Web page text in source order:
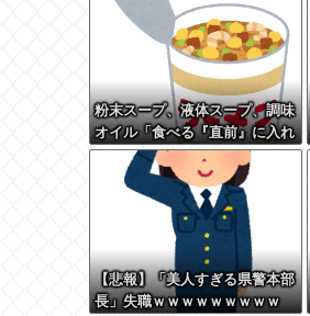
粉末スープ、液体スープ、調味
オイル「食べる『直前』に入れ
てください！！」
【悲報】「美人すぎる県警本部
長」失職ｗｗｗｗｗｗｗｗｗ